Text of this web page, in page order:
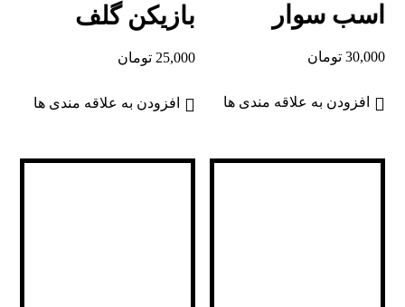
اسب سوار
30,000 تومان
افزودن به علاقه مندی ها
بازیکن گلف
25,000 تومان
افزودن به علاقه مندی ها